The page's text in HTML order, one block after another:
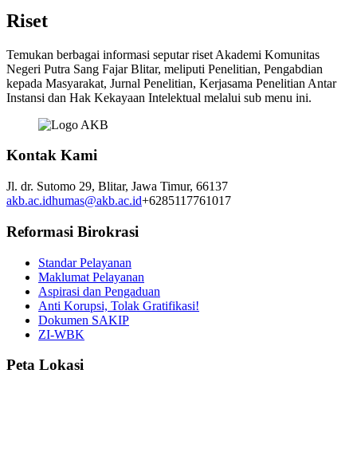
Riset
Temukan berbagai informasi seputar riset Akademi Komunitas
Negeri Putra Sang Fajar Blitar, meliputi Penelitian, Pengabdian
kepada Masyarakat, Jurnal Penelitian, Kerjasama Penelitian Antar
Instansi dan Hak Kekayaan Intelektual melalui sub menu ini.
Kontak Kami
Jl. dr. Sutomo 29, Blitar, Jawa Timur, 66137
akb.ac.idhumas@akb.ac.id+6285117761017
Reformasi Birokrasi
Standar Pelayanan
Maklumat Pelayanan
Aspirasi dan Pengaduan
Anti Korupsi, Tolak Gratifikasi!
Dokumen SAKIP
ZI-WBK
Peta Lokasi